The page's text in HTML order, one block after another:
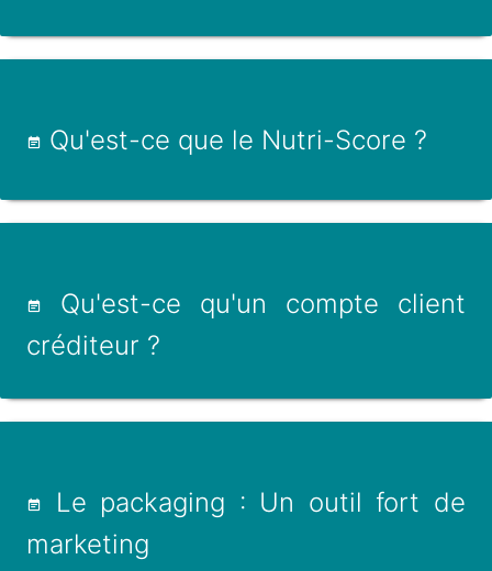
Qu'est-ce que le Nutri-Score ?
Qu'est-ce qu'un compte client
créditeur ?
Le packaging : Un outil fort de
marketing